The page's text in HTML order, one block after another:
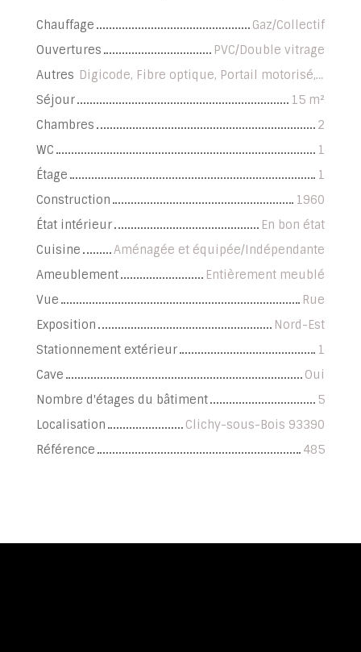
Chauffage
Gaz/Collectif
Ouvertures
PVC/Double vitrage
Autres
Digicode, Fibre optique, Portail motorisé, Système d'alarme
Séjour
15 m²
Chambres
2
WC
1
Étage
1
Construction
1960
État intérieur
En bon état
Cuisine
Aménagée et équipée/Indépendante
Ameublement
Entièrement meublé
Vue
Rue
Exposition
Nord-Est
Stationnement extérieur
1
Cave
Oui
Nombre d'étages du bâtiment
5
Localisation
Clichy-sous-Bois 93390
Référence
485